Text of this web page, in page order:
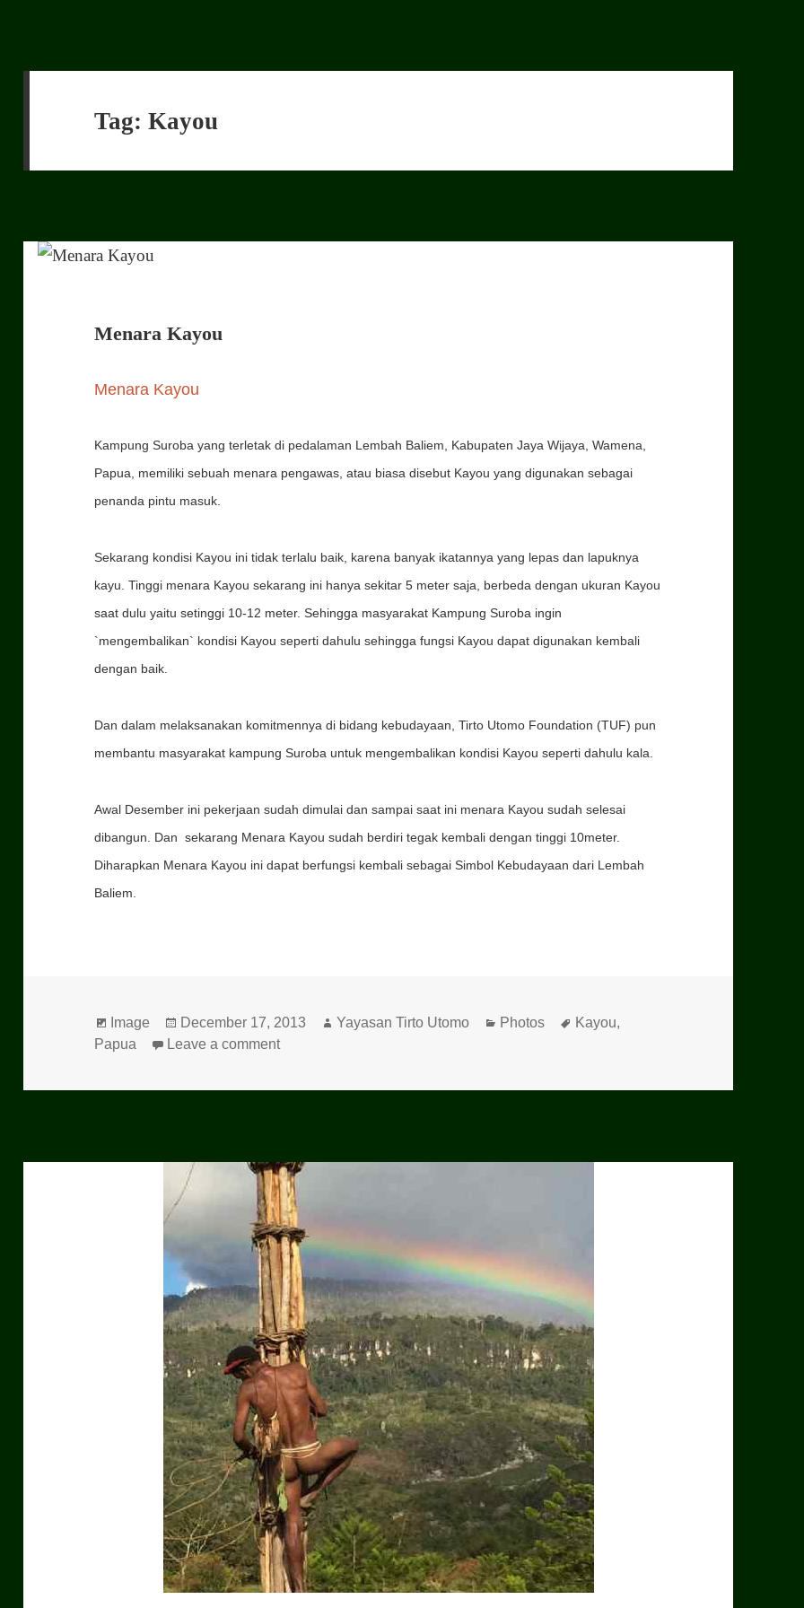
Tag:Kayou
Menara Kayou
Menara Kayou
Kampung Suroba yang terletak di pedalaman Lembah Baliem, Kabupaten Jaya Wijaya, Wamena,
Papua, memiliki sebuah menara pengawas, atau biasa disebut Kayou yang digunakan sebagai
penanda pintu masuk.
Sekarang kondisi Kayou ini tidak terlalu baik, karena banyak ikatannya yang lepas dan lapuknya
kayu. Tinggi menara Kayou sekarang ini hanya sekitar 5 meter saja, berbeda dengan ukuran Kayou
saat dulu yaitu setinggi 10-12 meter. Sehingga masyarakat Kampung Suroba ingin
`mengembalikan` kondisi Kayou seperti dahulu sehingga fungsi Kayou dapat digunakan kembali
dengan baik.
Dan dalam melaksanakan komitmennya di bidang kebudayaan, Tirto Utomo Foundation (TUF) pun
membantu masyarakat kampung Suroba untuk mengembalikan kondisi Kayou seperti dahulu kala.
Awal Desember ini pekerjaan sudah dimulai dan sampai saat ini menara Kayou sudah selesai
dibangun. Dan sekarang Menara Kayou sudah berdiri tegak kembali dengan tinggi 10meter.
Diharapkan Menara Kayou ini dapat berfungsi kembali sebagai Simbol Kebudayaan dari Lembah
Baliem.
Format
Image
Posted
on
December 17, 2013 Author
Yayasan Tirto Utomo Categories
Photos Tags
Kayou,
Papua
Leave a commenton Menara Kayou